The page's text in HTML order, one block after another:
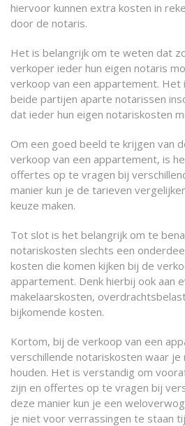
hiervoor kunnen extra kosten in
door de notaris.
Het is belangrijk om te weten dat
verkoper ieder hun eigen notaris
verkoop van een appartement. Het
beide partijen aparte notarissen
dat ieder hun eigen notariskosten
Om een goed beeld te krijgen van
verkoop van een appartement, is
offertes op te vragen bij
manier kun je de tarieven
keuze maken.
Tot slot is het belangrijk om te
notariskosten slechts een
kosten die komen kijken bij de
appartement. Denk hierbij ook aan
makelaarskosten,
bijkomende kosten.
Kortom, bij de verkoop van een
verschillende notariskosten waar
houden. Het is verstandig om
zijn en offertes op te vragen bij
deze manier kun je een
je niet voor verrassingen te staan